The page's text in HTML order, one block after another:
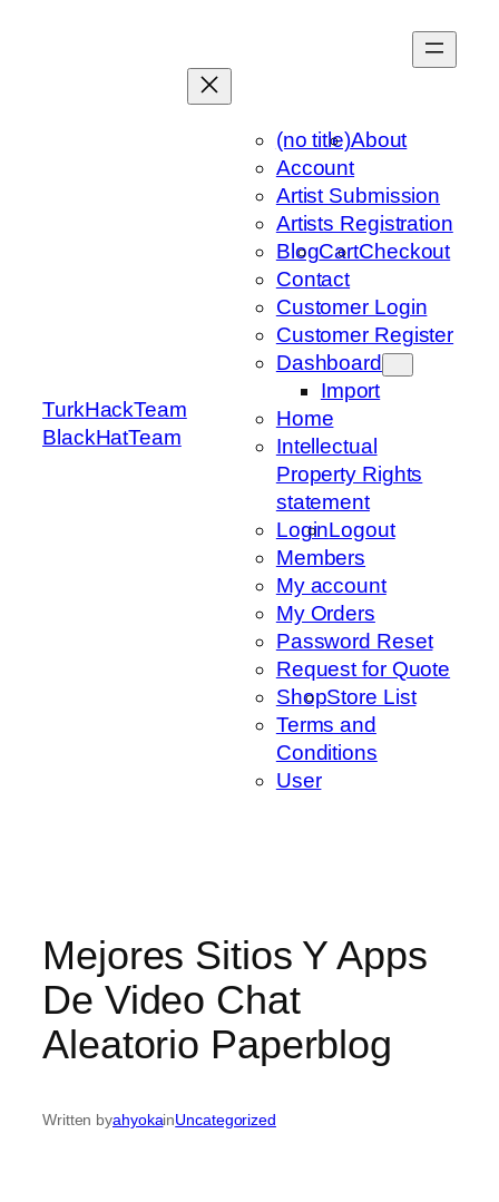
TurkHackTeam
BlackHatTeam
(no title)About
Account
Artist Submission
Artists Registration
BlogCartCheckout
Contact
Customer Login
Customer Register
Dashboard
Import
Home
Intellectual
Property Rights
statement
LoginLogout
Members
My account
My Orders
Password Reset
Request for Quote
ShopStore List
Terms and
Conditions
User
Mejores Sitios Y Apps
De Video Chat
Aleatorio Paperblog
Written byahyokainUncategorized